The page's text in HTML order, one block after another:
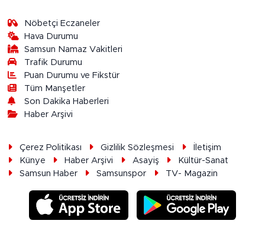
Nöbetçi Eczaneler
Hava Durumu
Samsun Namaz Vakitleri
Trafik Durumu
Puan Durumu ve Fikstür
Tüm Manşetler
Son Dakika Haberleri
Haber Arşivi
Çerez Politikası Gizlilik Sözleşmesi
İletişim
Künye
Haber Arşivi Asayiş
Kültür-Sanat
Samsun Haber
Samsunspor TV- Magazin